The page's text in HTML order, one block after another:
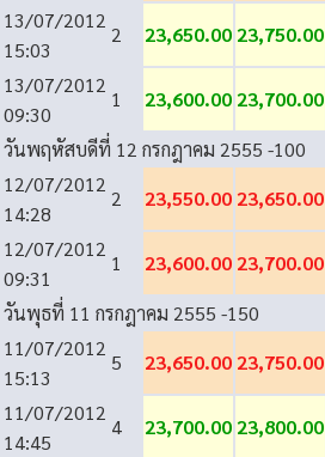
13/07/2012
15:03
2 23,650.00 23,750.00
13/07/2012
09:30
1 23,600.00 23,700.00
วันพฤหัสบดีที่ 12 กรกฎาคม 2555 -100
12/07/2012
14:28
2 23,550.00 23,650.00
12/07/2012
09:31
1 23,600.00 23,700.00
วันพุธที่ 11 กรกฎาคม 2555 -150
11/07/2012
15:13
5 23,650.00 23,750.00
11/07/2012
14:45
4 23,700.00 23,800.00